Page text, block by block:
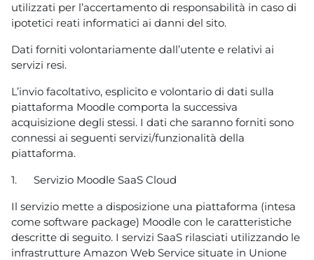
utilizzati per l’accertamento di responsabilità in caso di
ipotetici reati informatici ai danni del sito.
Dati forniti volontariamente dall’utente e relativi ai
servizi resi.
L’invio facoltativo, esplicito e volontario di dati sulla
piattaforma Moodle comporta la successiva
acquisizione degli stessi. I dati che saranno forniti sono
connessi ai seguenti servizi/funzionalità della
piattaforma.
1.
Servizio Moodle SaaS Cloud
Il servizio mette a disposizione una piattaforma (intesa
come software package) Moodle con le caratteristiche
descritte di seguito. I servizi SaaS rilasciati utilizzando le
infrastrutture Amazon Web Service situate in Unione